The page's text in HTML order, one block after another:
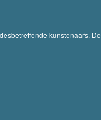
kunstenaars. De